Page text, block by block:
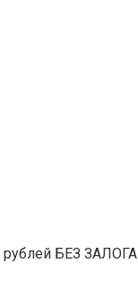
БЕЗ ЗАЛОГА